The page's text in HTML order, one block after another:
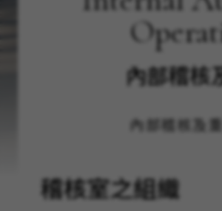
內部稽核
內部稽核及
稽核室之組織